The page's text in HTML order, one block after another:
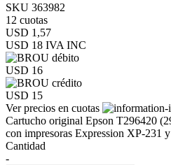
SKU 363982
12 cuotas
USD 1,57
USD 18 IVA INC
USD 16
USD 15
Ver precios en cuotas
Cartucho original Epson T296420
con impresoras Expression XP-231
Cantidad
-